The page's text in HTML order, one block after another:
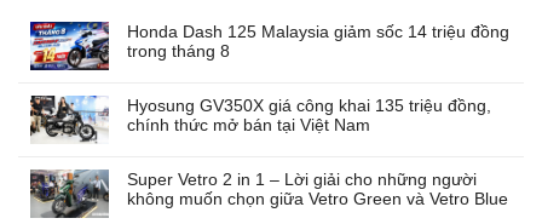
Honda Dash 125 Malaysia giảm sốc 14 triệu đồng
trong tháng 8
Hyosung GV350X giá công khai 135 triệu đồng,
chính thức mở bán tại Việt Nam
Super Vetro 2 in 1 – Lời giải cho những người
không muốn chọn giữa Vetro Green và Vetro Blue